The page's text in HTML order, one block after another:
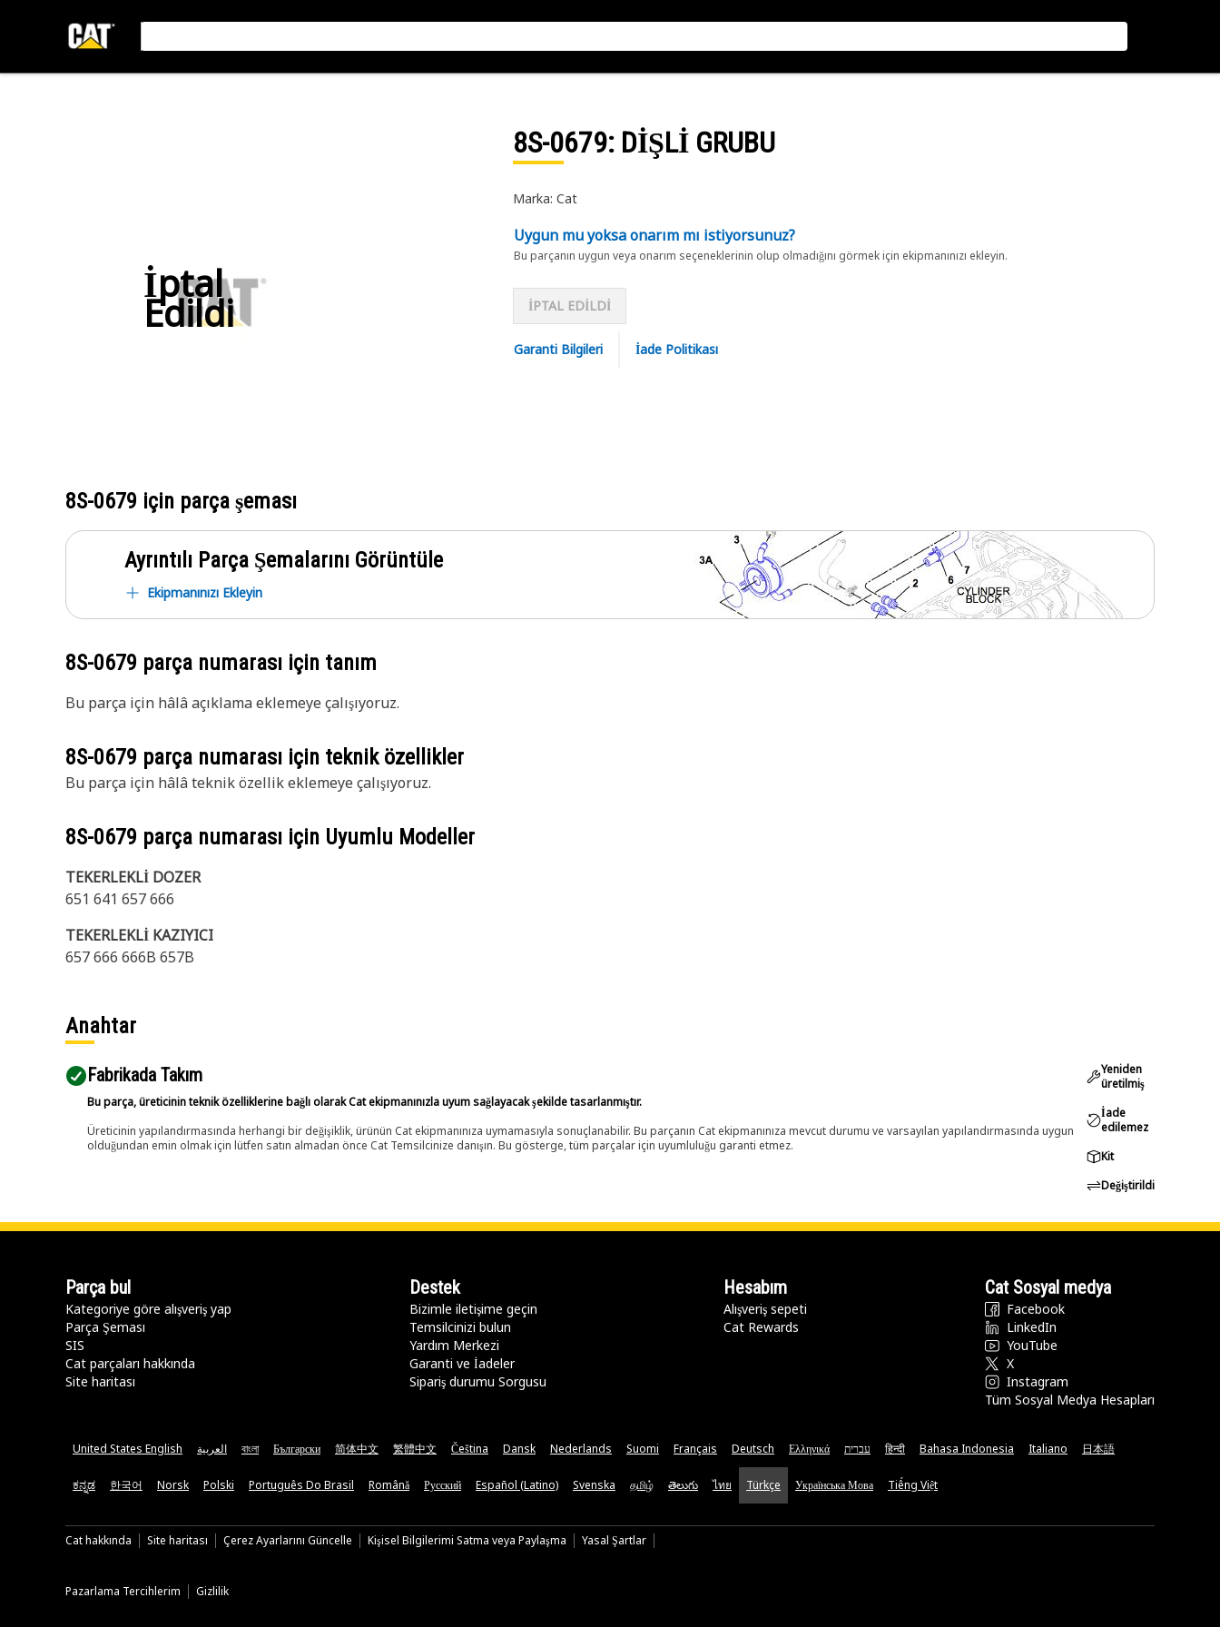
İptal
Edildi
8S-0679: DİŞLİ GRUBU
Marka: Cat
Uygun mu yoksa onarım mı istiyorsunuz?
Bu parçanın uygun veya onarım seçeneklerinin olup olmadığını görmek için ekipmanınızı ekleyin.
İPTAL EDİLDİ
Garanti Bilgileri İade Politikası
8S-0679 için parça şeması
Ayrıntılı Parça Şemalarını Görüntüle
Ekipmanınızı Ekleyin
8S-0679 parça numarası için tanım
Bu parça için hâlâ açıklama eklemeye çalışıyoruz.
8S-0679 parça numarası için teknik özellikler
Bu parça için hâlâ teknik özellik eklemeye çalışıyoruz.
8S-0679 parça numarası için Uyumlu Modeller
TEKERLEKLİ DOZER
651 641 657 666
TEKERLEKLİ KAZIYICI
657 666 666B 657B
Anahtar
Fabrikada Takım
Bu parça, üreticinin teknik özelliklerine bağlı olarak Cat ekipmanınızla uyum sağlayacak şekilde tasarlanmıştır.
Üreticinin yapılandırmasında herhangi bir değişiklik, ürünün Cat ekipmanınıza uymamasıyla sonuçlanabilir. Bu parçanın Cat ekipmanınıza mevcut durumu ve varsayılan yapılandırmasında uygun
olduğundan emin olmak için lütfen satın almadan önce Cat Temsilcinize danışın. Bu gösterge, tüm parçalar için uyumluluğu garanti etmez.
Yeniden
üretilmiş
İade
edilemez
Kit
Değiştirildi
Parça bul
Kategoriye göre alışveriş yap
Parça Şeması
SIS
Cat parçaları hakkında
Site haritası
Destek
Bizimle iletişime geçin
Temsilcinizi bulun
Yardım Merkezi
Garanti ve İadeler
Sipariş durumu Sorgusu
Hesabım
Alışveriş sepeti
Cat Rewards
Cat Sosyal medya
Facebook
LinkedIn
YouTube
X
Instagram
Tüm Sosyal Medya Hesapları
United States English العربية বাংলা Български 简体中文 繁體中文 Čeština Dansk Nederlands Suomi Français Deutsch Ελληνικά עברית हिन्दी Bahasa Indonesia Italiano 日本語
ಕನ್ನಡ 한국어 Norsk Polski Português Do Brasil Română Русский Español (Latino) Svenska தமிழ் తెలుగు ไทย Türkçe Українська Мова Tiếng Việt
Cat hakkında Site haritası Çerez Ayarlarını Güncelle Kişisel Bilgilerimi Satma veya Paylaşma Yasal Şartlar
Pazarlama Tercihlerim Gizlilik